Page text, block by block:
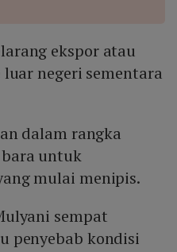
ekspor atau
negeri sementara
dalam rangka
untuk
mulai menipis.
sempat
penyebab kondisi